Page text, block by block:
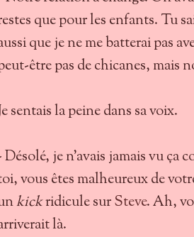
que pour les enfants. Tu
que je ne me batterai pas
être pas de chicanes, mais
sentais la peine dans sa voix.
Désolé, je n'avais jamais vu ça
vous êtes malheureux de
kickridicule surSteve. Ah,
là.